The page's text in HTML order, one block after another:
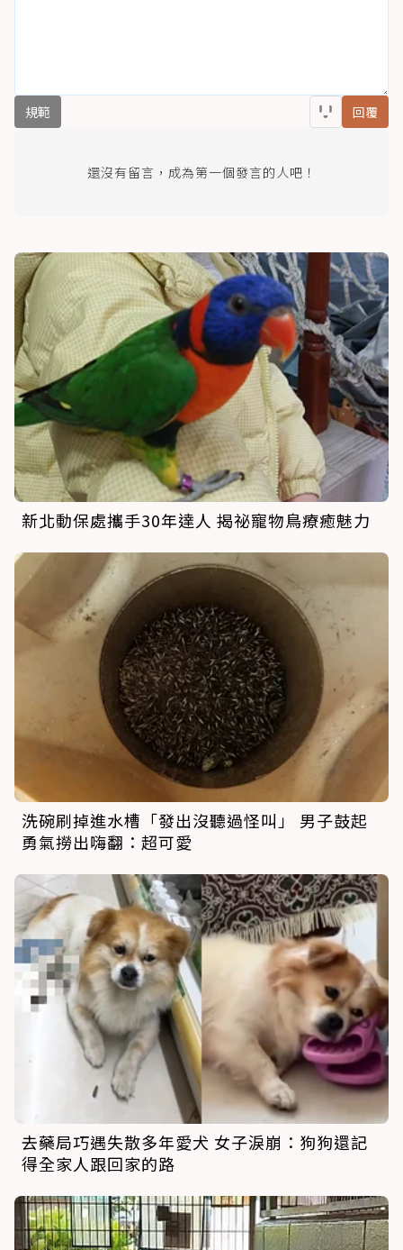
規範 回覆
還沒有留言，成為第一個發言的人吧！
新北動保處攜手30年達人 揭祕寵物鳥療癒魅力
洗碗刷掉進水槽「發出沒聽過怪叫」 男子鼓起
勇氣撈出嗨翻：超可愛
去藥局巧遇失散多年愛犬 女子淚崩：狗狗還記
得全家人跟回家的路